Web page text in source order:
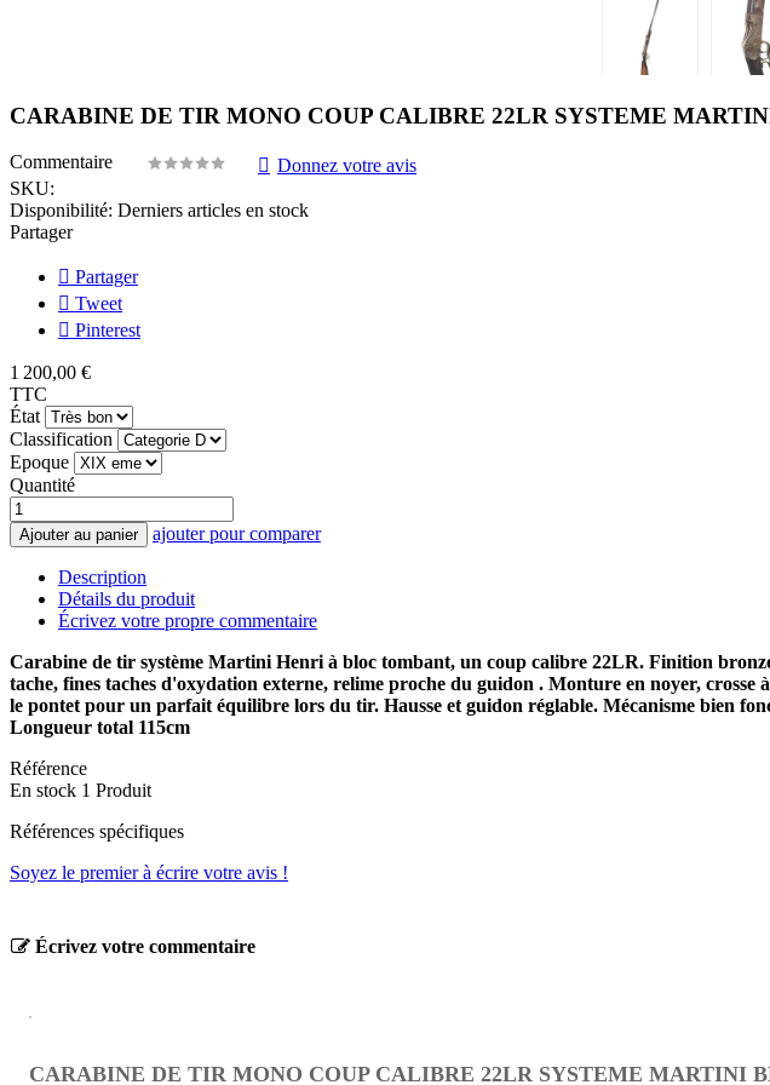
CARABINE DE TIR MONO COUP CALIBRE 22LR SYSTEME
Commentaire
Donnez votre avis
SKU:
Disponibilité: Derniers articles en stock
Partager
Partager
Tweet
Pinterest
1 200,00 €
TTC
État
Classification
Epoque
Quantité
Ajouter au panier ajouter pour comparer
Description
Détails du produit
Écrivez votre propre commentaire
Carabine de tir système Martini Henri à bloc tombant, un coup calibre 22LR. Finition
tache, fines taches d'oxydation externe, relime proche du guidon . Monture en noyer,
le pontet pour un parfait équilibre lors du tir. Hausse et guidon réglable. Mécanisme bien
Longueur total 115cm
Référence
En stock 1 Produit
Références spécifiques
Soyez le premier à écrire votre avis !
Écrivez votre commentaire
CARABINE DE TIR MONO COUP CALIBRE 22LR SYSTEME MARTINI